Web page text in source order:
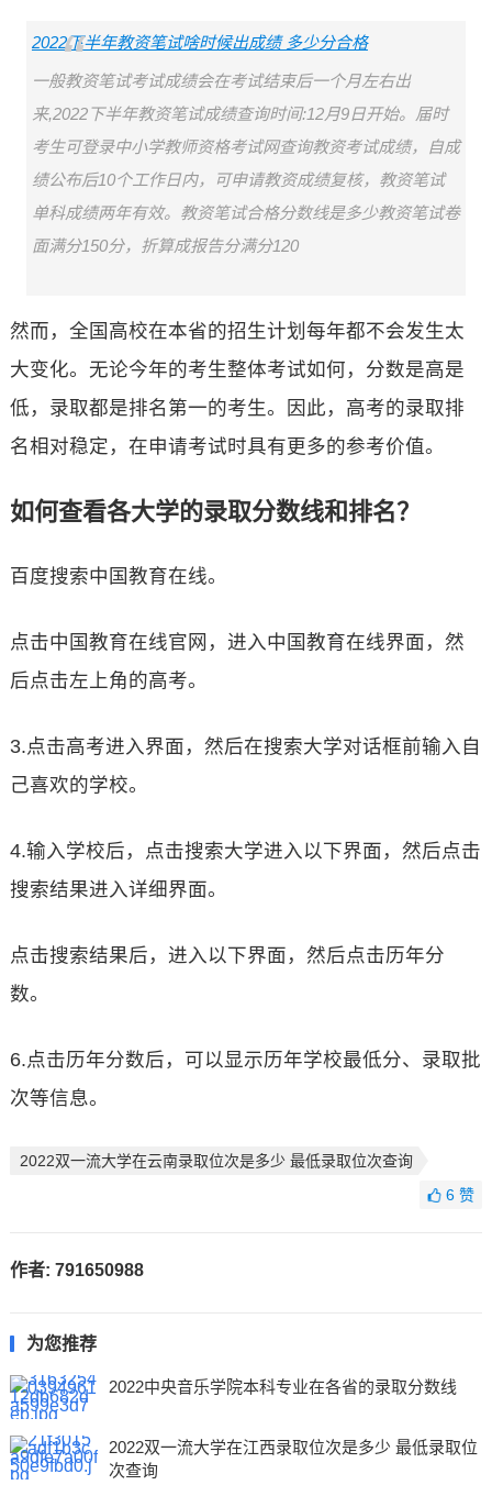
2022下半年教资笔试啥时候出成绩 多少分合格
一般教资笔试考试成绩会在考试结束后一个月左右出
来,2022下半年教资笔试成绩查询时间:12月9日开始。届时
考生可登录中小学教师资格考试网查询教资考试成绩，自成
绩公布后10个工作日内，可申请教资成绩复核，教资笔试
单科成绩两年有效。教资笔试合格分数线是多少教资笔试卷
面满分150分，折算成报告分满分120
然而，全国高校在本省的招生计划每年都不会发生太
大变化。无论今年的考生整体考试如何，分数是高是
低，录取都是排名第一的考生。因此，高考的录取排
名相对稳定，在申请考试时具有更多的参考价值。
如何查看各大学的录取分数线和排名？
百度搜索中国教育在线。
点击中国教育在线官网，进入中国教育在线界面，然
后点击左上角的高考。
3.点击高考进入界面，然后在搜索大学对话框前输入自
己喜欢的学校。
4.输入学校后，点击搜索大学进入以下界面，然后点击
搜索结果进入详细界面。
点击搜索结果后，进入以下界面，然后点击历年分
数。
6.点击历年分数后，可以显示历年学校最低分、录取批
次等信息。
2022双一流大学在云南录取位次是多少 最低录取位次查询
6赞
作者: 791650988
为您推荐
2022中央音乐学院本科专业在各省的录取分数线
2022双一流大学在江西录取位次是多少 最低录取位
次查询